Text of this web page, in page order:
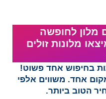
מלון לחופשה
מלונות זולים
בחיפוש אחד פשוט!
אחד. משווים אלפי
הטוב ביותר.